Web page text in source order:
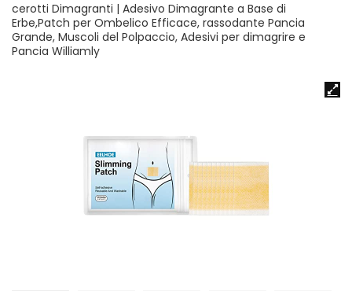
cerotti Dimagranti | Adesivo Dimagrante a Base di
Erbe,Patch per Ombelico Efficace, rassodante Pancia
Grande, Muscoli del Polpaccio, Adesivi per dimagrire e
Pancia Williamly